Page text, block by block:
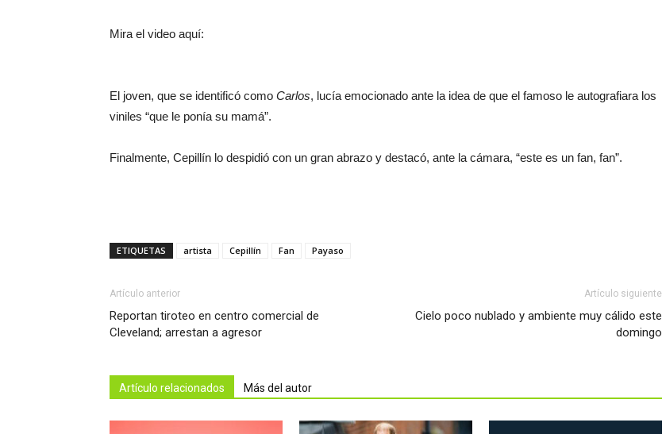
Mira el video aquí:
El joven, que se identificó como Carlos, lucía emocionado ante la idea de que el famoso le autografiara los
viniles “que le ponía su mamá”.
Finalmente, Cepillín lo despidió con un gran abrazo y destacó, ante la cámara, “este es un fan, fan”.
ETIQUETAS artista Cepillín Fan Payaso
Artículo anterior
Reportan tiroteo en centro comercial de
Cleveland; arrestan a agresor
Artículo siguiente
Cielo poco nublado y ambiente muy cálido este
domingo
Artículo relacionados Más del autor